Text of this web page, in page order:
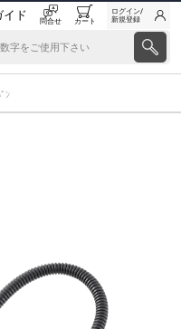
イド 問合せ カート
ログイン/
新規登録
ﾝ